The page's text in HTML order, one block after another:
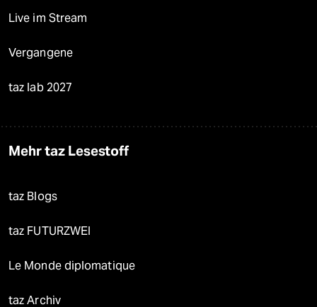
Live im Stream
Vergangene
taz lab 2027
Mehr taz Lesestoff
taz Blogs
taz FUTURZWEI
Le Monde diplomatique
taz Archiv